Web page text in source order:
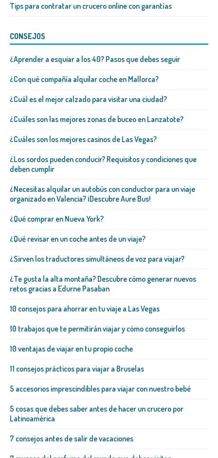
Tips para contratar un crucero online con garantías
CONSEJOS
¿Aprender a esquiar a los 40? Pasos que debes seguir
¿Con qué compañía alquilar coche en Mallorca?
¿Cuál es el mejor calzado para visitar una ciudad?
¿Cuáles son las mejores zonas de buceo en Lanzatote?
¿Cuáles son los mejores casinos de Las Vegas?
¿Los sordos pueden conducir? Requisitos y condiciones que
deben cumplir
¿Necesitas alquilar un autobús con conductor para un viaje
organizado en Valencia? ¡Descubre Aure Bus!
¿Qué comprar en Nueva York?
¿Qué revisar en un coche antes de un viaje?
¿Sirven los traductores simultáneos de voz para viajar?
¿Te gusta la alta montaña? Descubre cómo generar nuevos
retos gracias a Edurne Pasaban
10 consejos para ahorrar en tu viaje a Las Vegas
10 trabajos que te permitirán viajar y cómo conseguirlos
10 ventajas de viajar en tu propio coche
11 consejos prácticos para viajar a Bruselas
5 accesorios imprescindibles para viajar con nuestro bebé
5 cosas que debes saber antes de hacer un crucero por
Latinoamérica
7 consejos antes de salir de vacaciones